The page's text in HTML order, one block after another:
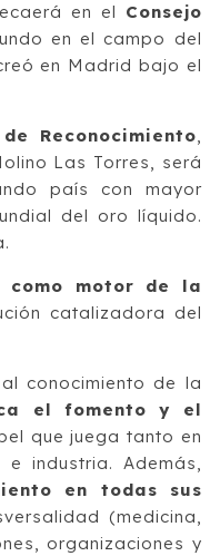
en el Consejo
en el campo del
en Madrid bajo el
Reconocimiento,
Las Torres, será
país con mayor
del oro líquido.
como motor de la
catalizadora del
conocimiento de la
el fomento y el
que juega tanto en
industria. Además,
en todas sus
(medicina,
organizaciones y